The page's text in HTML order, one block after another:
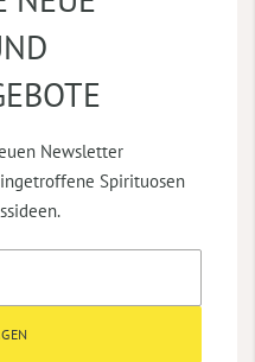
Newsletter
Spirituosen